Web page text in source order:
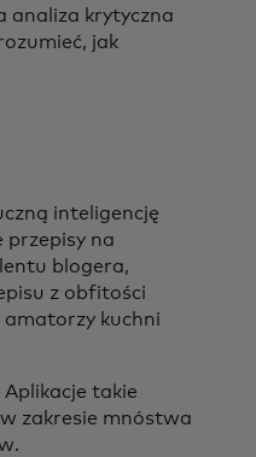
analiza krytyczna
jak
inteligencję
przepisy na
blogera,
z obfitości
kuchni
Aplikacje takie
zakresie mnóstwa